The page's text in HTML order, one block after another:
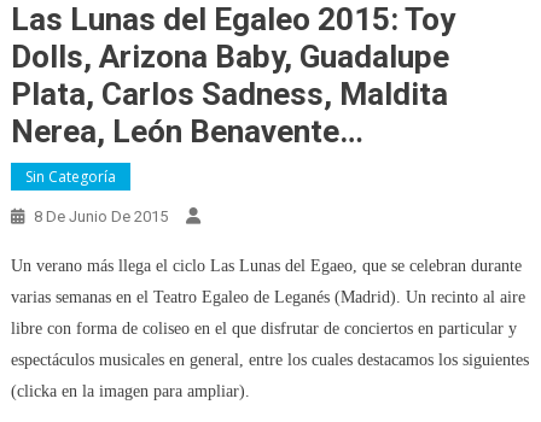
Las Lunas del Egaleo 2015: Toy
Dolls, Arizona Baby, Guadalupe
Plata, Carlos Sadness, Maldita
Nerea, León Benavente…
Sin Categoría
8 De Junio De 2015
Un verano más llega el ciclo Las Lunas del Egaeo, que se celebran durante
varias semanas en el Teatro Egaleo de Leganés (Madrid). Un recinto al aire
libre con forma de coliseo en el que disfrutar de conciertos en particular y
espectáculos musicales en general, entre los cuales destacamos los siguientes
(clicka en la imagen para ampliar).